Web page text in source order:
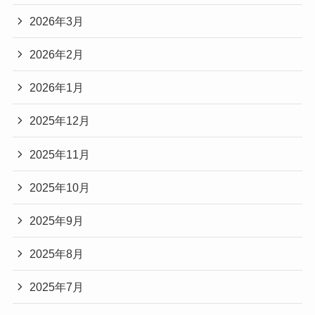
2026年3月
2026年2月
2026年1月
2025年12月
2025年11月
2025年10月
2025年9月
2025年8月
2025年7月